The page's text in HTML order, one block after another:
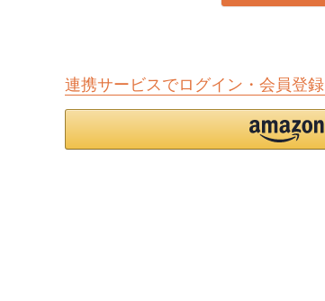
連携サービスでログイン・会員登録